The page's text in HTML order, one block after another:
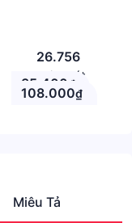
26.756
Nhận xét
35.400 ₫
108.000₫
Miêu Tả